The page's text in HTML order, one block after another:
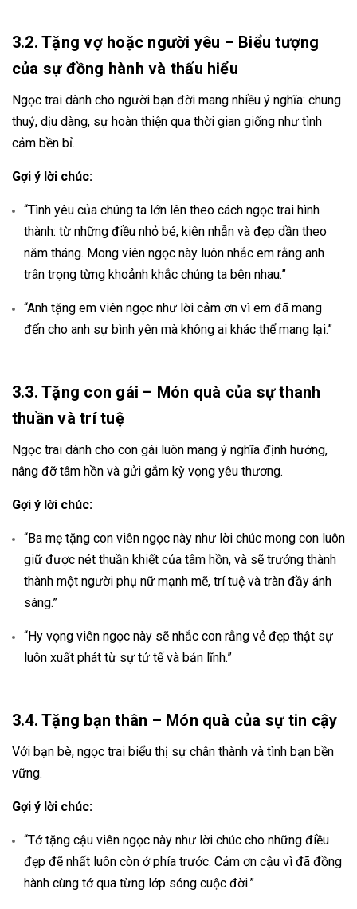
3.2. Tặng vợ hoặc người yêu – Biểu tượng
của sự đồng hành và thấu hiểu
Ngọc trai dành cho người bạn đời mang nhiều ý nghĩa: chung
thuỷ, dịu dàng, sự hoàn thiện qua thời gian giống như tình
cảm bền bỉ.
Gợi ý lời chúc:
“Tình yêu của chúng ta lớn lên theo cách ngọc trai hình
thành: từ những điều nhỏ bé, kiên nhẫn và đẹp dần theo
năm tháng. Mong viên ngọc này luôn nhắc em rằng anh
trân trọng từng khoảnh khắc chúng ta bên nhau.”
“Anh tặng em viên ngọc như lời cảm ơn vì em đã mang
đến cho anh sự bình yên mà không ai khác thể mang lại.”
3.3. Tặng con gái – Món quà của sự thanh
thuần và trí tuệ
Ngọc trai dành cho con gái luôn mang ý nghĩa định hướng,
nâng đỡ tâm hồn và gửi gắm kỳ vọng yêu thương.
Gợi ý lời chúc:
“Ba mẹ tặng con viên ngọc này như lời chúc mong con luôn
giữ được nét thuần khiết của tâm hồn, và sẽ trưởng thành
thành một người phụ nữ mạnh mẽ, trí tuệ và tràn đầy ánh
sáng.”
“Hy vọng viên ngọc này sẽ nhắc con rằng vẻ đẹp thật sự
luôn xuất phát từ sự tử tế và bản lĩnh.”
3.4. Tặng bạn thân – Món quà của sự tin cậy
Với bạn bè, ngọc trai biểu thị sự chân thành và tình bạn bền
vững.
Gợi ý lời chúc:
“Tớ tặng cậu viên ngọc này như lời chúc cho những điều
đẹp đẽ nhất luôn còn ở phía trước. Cảm ơn cậu vì đã đồng
hành cùng tớ qua từng lớp sóng cuộc đời.”